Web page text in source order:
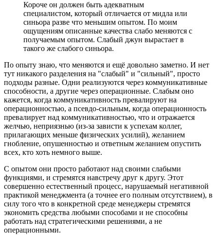
Короче он должен быть адекватным
специалистом, который отличается от мидла или
синьора разве что меньшим опытом. По моим
ощущениям описанные качества слабо меняются с
получаемым опытом. Слабый джун вырастает в
такого же слабого синьора.
По опыту знаю, что меняются и ещё довольно заметно. И нет
тут никакого разделения на "слабый" и "сильный", просто
подходы разные. Одни реализуются через коммуникативные
способности, а другие через операционные. Слабым оно
кажется, когда коммуникативность превалируют на
операционностью, а псевдо-сильным, когда операционность
превалирует над коммуникативностью, что и отражается
желчью, неприязнью (из-за зависти к успехам коллег,
прилагающих меньше физических усилий), желанием
гнобление, опушенностью и ответным желанием опустить
всех, кто хоть немного выше.
С опытом они просто работают над своими слабыми
функциями, и стремятся навстречу друг к другу. Этот
совершенно естественный процесс, нарушаемый негативной
практикой менеджмента (а точнее его полным отсутствием), в
силу того что в конкретной среде менеджеры стремятся
экономить средства любыми способами и не способны
работать над стратегическими решениями, а не
операционными.